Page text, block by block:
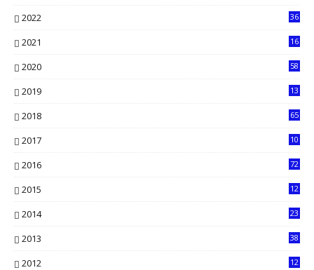
2022
36
2021
16
2020
58
2019
13
2018 65
2017 10
2016
72
2015
12
2014
23
2013
38
2012
12